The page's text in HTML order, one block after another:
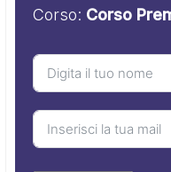
Corso: Corso